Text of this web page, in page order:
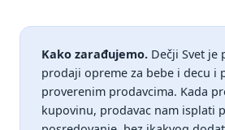
Kako zarađujemo. Dečji Svet je
prodaji opreme za bebe i decu i
proverenim prodavcima. Kada
kupovinu, prodavac nam isplati